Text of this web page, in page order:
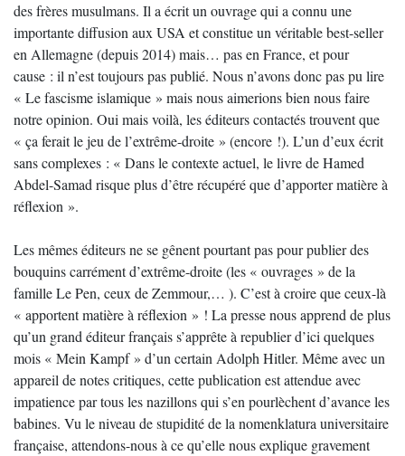
des frères musulmans. Il a écrit un ouvrage qui a connu une
importante diffusion aux USA et constitue un véritable best-seller
en Allemagne (depuis 2014) mais… pas en France, et pour
cause : il n’est toujours pas publié. Nous n’avons donc pas pu lire
« Le fascisme islamique » mais nous aimerions bien nous faire
notre opinion. Oui mais voilà, les éditeurs contactés trouvent que
« ça ferait le jeu de l’extrême-droite » (encore !). L’un d’eux écrit
sans complexes : « Dans le contexte actuel, le livre de Hamed
Abdel-Samad risque plus d’être récupéré que d’apporter matière à
réflexion ».
Les mêmes éditeurs ne se gênent pourtant pas pour publier des
bouquins carrément d’extrême-droite (les « ouvrages » de la
famille Le Pen, ceux de Zemmour,… ). C’est à croire que ceux-là
« apportent matière à réflexion » ! La presse nous apprend de plus
qu’un grand éditeur français s’apprête à republier d’ici quelques
mois « Mein Kampf » d’un certain Adolph Hitler. Même avec un
appareil de notes critiques, cette publication est attendue avec
impatience par tous les nazillons qui s’en pourlèchent d’avance les
babines. Vu le niveau de stupidité de la nomenklatura universitaire
française, attendons-nous à ce qu’elle nous explique gravement